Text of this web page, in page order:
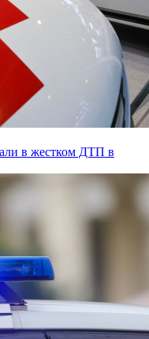
в жестком ДТП в